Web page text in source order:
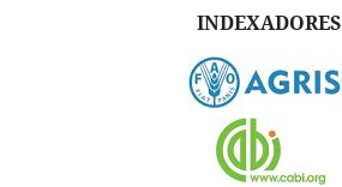
INDEXADORES